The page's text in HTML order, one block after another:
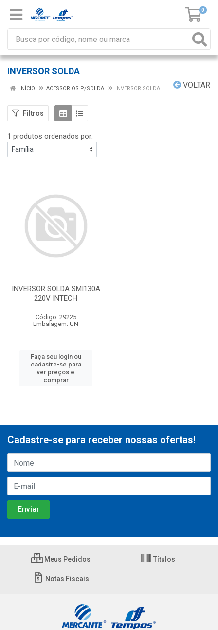
0
INVERSOR SOLDA
VOLTAR
INÍCIO ACESSORIOS P/SOLDA INVERSOR SOLDA
Filtros
1 produtos ordenados por:
INVERSOR SOLDA SMI130A
220V INTECH
Código: 29225
Embalagem: UN
Faça seu login ou
cadastre-se para
ver preços e
comprar
Cadastre-se para receber nossas ofertas!
Meus Pedidos Títulos
Notas Fiscais